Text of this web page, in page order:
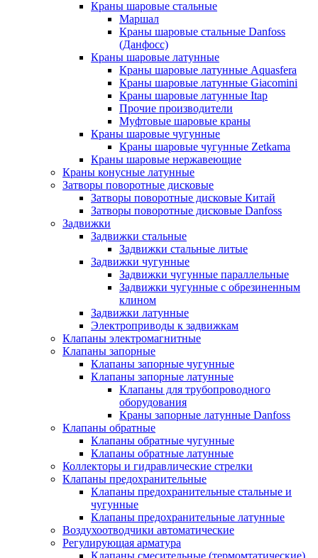
Краны шаровые стальные
Маршал
Краны шаровые стальные Danfoss
(Данфосс)
Краны шаровые латунные
Краны шаровые латунные Aquasfera
Краны шаровые латунные Giacomini
Краны шаровые латунные Itap
Прочие производители
Муфтовые шаровые краны
Краны шаровые чугунные
Краны шаровые чугунные Zetkama
Краны шаровые нержавеющие
Краны конусные латунные
Затворы поворотные дисковые
Затворы поворотные дисковые Китай
Затворы поворотные дисковые Danfoss
Задвижки
Задвижки стальные
Задвижки стальные литые
Задвижки чугунные
Задвижки чугунные параллельные
Задвижки чугунные с обрезиненным
клином
Задвижки латунные
Электроприводы к задвижкам
Клапаны электромагнитные
Клапаны запорные
Клапаны запорные чугунные
Клапаны запорные латунные
Клапаны для трубопроводного
оборудования
Краны запорные латунные Danfoss
Клапаны обратные
Клапаны обратные чугунные
Клапаны обратные латунные
Коллекторы и гидравлические стрелки
Клапаны предохранительные
Клапаны предохранительные стальные и
чугунные
Клапаны предохранительные латунные
Воздухоотводчики автоматические
Регулирующая арматура
Клапаны смесительные (термомтатические)